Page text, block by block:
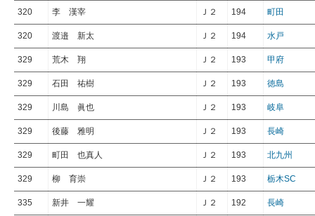
320 李 漢宰 Ｊ２ 194 町田
320 渡邉 新太 Ｊ２ 194 水戸
329 荒木 翔 Ｊ２ 193 甲府
329 石田 祐樹 Ｊ２ 193 徳島
329 川島 眞也 Ｊ２ 193 岐阜
329 後藤 雅明 Ｊ２ 193 長崎
329 町田 也真人 Ｊ２ 193 北九州
329 柳 育崇 Ｊ２ 193 栃木SC
335 新井 一耀 Ｊ２ 192 長崎